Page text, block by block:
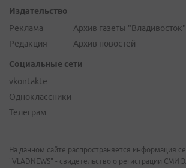
Издательство
Реклама
Редакция
Архив газеты "Владивосток"
Архив новостей
Социальные сети
vkontakte
Одноклассники
Телеграм
На данном сайте распространяется информация
"VLADNEWS" - свидетельство о регистрации